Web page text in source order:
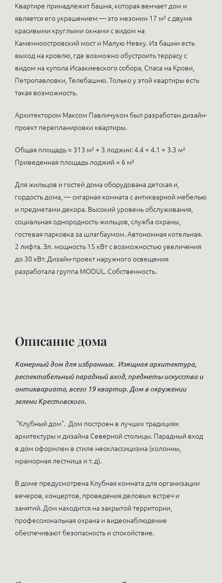
Квартире принадлежит башня, которая венчает дом и
является его украшением — это мезонин 17 м² с двумя
красивыми круглыми окнами с видом на
Каменноостровский мост и Малую Невку. Из башни есть
выход на кровлю, где возможно обустроить террасу с
видом на купола Исаакиевского собора, Спаса на Крови,
Петропавловки, Телебашню. Только у этой квартиры есть
такая возможность.
Архитектором Максом Павличуком был разработан дизайн-
проект перепланировки квартиры.
Общая площадь = 313 м² + 3 лоджии: 4.4 + 4.1 + 3.3 м²
Приведенная площадь лоджий = 6 м²
Для жильцов и гостей дома оборудована детская и,
гордость дома, — сигарная комната с антикварной мебелью
и предметами декора. Высокий уровень обслуживания,
социальная однородность жильцов, служба охраны,
гостевая парковка за шлагбаумом. Автономная котельная.
2 лифта. Эл. мощность 15 кВт с возможностью увеличения
до 30 кВт. Дизайн-проект наружного освещения
разработала группа MODUL. Собственность.
Описание дома
Камерный дом для избранных. Изящная архитектура,
респектабельный парадный вход, предметы искусства и
антиквариата, всего 19 квартир. Дом в окружении
зелени Крестовского.
"Клубный дом". Дом построен в лучших традициях
архитектуры и дизайна Северной столицы. Парадный вход
в дом оформлен в стиле неоклассицизма (колонны,
мраморная лестница и т. д).
В доме предусмотрена Клубная комната для организации
вечеров, концертов, проведения деловых встреч и
занятий. Дом находится на закрытой территории,
профессиональная охрана и видеонаблюдение
обеспечивают безопасность и спокойствие.